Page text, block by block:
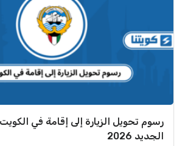
رسوم تحويل الزيارة إلى إقامة في
الجديد 2026